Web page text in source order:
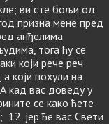
ви сте бољи од
призна мене пред
анђелима
тога ћу се
који рече реч
који похули на
кад вас доведу у
се како ћете
јер ће вас Свети